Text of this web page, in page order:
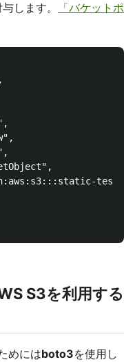
します。
「バケットポ
test-
S3を利用する
めにはboto3を使用し